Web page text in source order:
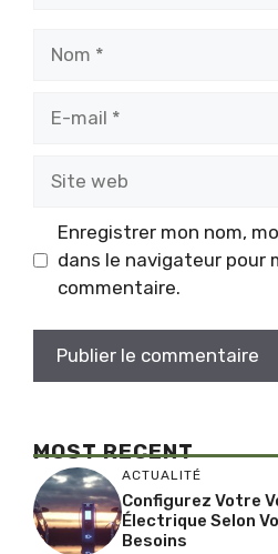
mail
web
Enregistrer mon nom,
dans le navigateur pour
commentaire.
MOST RECENT
ACTUALITÉ
Configurez Votre
Électrique Selon
Besoins